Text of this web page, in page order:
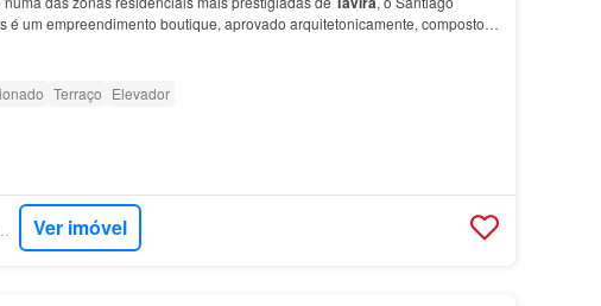
é um empreendimento boutique, aprovado arquitetonicamente, composto
Terraço Elevador
Ver imóvel